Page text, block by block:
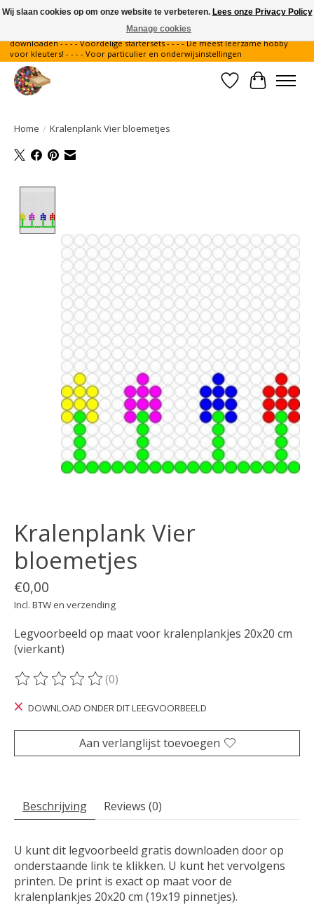
Gratis verzending binnen Nederland - - - - Legvoorbeelden gratis te
downloaden - - - - Voordelige startersets - - - - De meest leerzame hobby
voor kleuters! - - - - Voor particulier en onderwijsinstellingen
Verlanglijst
Home / Kralenplank Vier bloemetjes
Kralenplank Vier
bloemetjes
€0,00
Incl. BTW en verzending
Legvoorbeeld op maat voor kralenplankjes 20x20 cm
(vierkant)
De beoordeling van dit product is
(0)
DOWNLOAD ONDER DIT LEEGVOORBEELD
Aan verlanglijst toevoegen
Beschrijving Reviews (0)
U kunt dit legvoorbeeld gratis downloaden door op
onderstaande link te klikken. U kunt het vervolgens
printen. De print is exact op maat voor de
kralenplankjes 20x20 cm (19x19 pinnetjes).
Wij slaan cookies op om onze website te verbeteren. Lees onze Privacy Policy
Manage cookies